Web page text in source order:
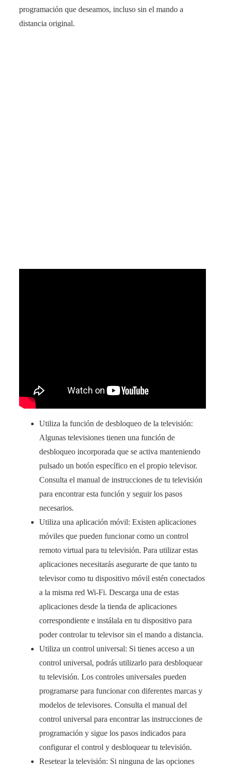
programación que deseamos, incluso sin el mando a
distancia original.
Utiliza la función de desbloqueo de la televisión:
Algunas televisiones tienen una función de
desbloqueo incorporada que se activa manteniendo
pulsado un botón específico en el propio televisor.
Consulta el manual de instrucciones de tu televisión
para encontrar esta función y seguir los pasos
necesarios.
Utiliza una aplicación móvil: Existen aplicaciones
móviles que pueden funcionar como un control
remoto virtual para tu televisión. Para utilizar estas
aplicaciones necesitarás asegurarte de que tanto tu
televisor como tu dispositivo móvil estén conectados
a la misma red Wi-Fi. Descarga una de estas
aplicaciones desde la tienda de aplicaciones
correspondiente e instálala en tu dispositivo para
poder controlar tu televisor sin el mando a distancia.
Utiliza un control universal: Si tienes acceso a un
control universal, podrás utilizarlo para desbloquear
tu televisión. Los controles universales pueden
programarse para funcionar con diferentes marcas y
modelos de televisores. Consulta el manual del
control universal para encontrar las instrucciones de
programación y sigue los pasos indicados para
configurar el control y desbloquear tu televisión.
Resetear la televisión: Si ninguna de las opciones